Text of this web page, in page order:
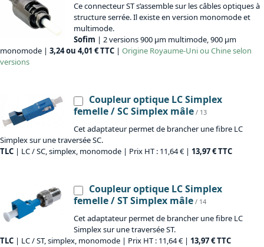
Ce connecteur ST s’assemble sur les câbles optiques à
structure serrée. Il existe en version monomode et
multimode.
Sofim | 2 versions 900 µm multimode, 900 µm
monomode | 3,24 ou 4,01 € TTC | Origine Royaume-Uni ou Chine selon
versions
Coupleur optique LC Simplex
femelle / SC Simplex mâle / 13
Cet adaptateur permet de brancher une fibre LC
Simplex sur une traversée SC.
TLC | LC / SC, simplex, monomode | Prix HT : 11,64 € | 13,97 € TTC
Coupleur optique LC Simplex
femelle / ST Simplex mâle / 14
Cet adaptateur permet de brancher une fibre LC
Simplex sur une traversée ST.
TLC | LC / ST, simplex, monomode | Prix HT : 11,64 € | 13,97 € TTC